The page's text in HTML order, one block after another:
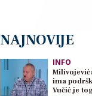
NAJNOVIJE
INFO
ima
Vučić je